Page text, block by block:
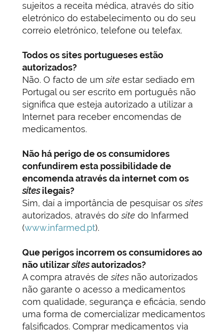
sujeitos a receita médica, através do sítio
eletrónico do estabelecimento ou do seu
correio eletrónico, telefone ou telefax.
Todos os sites portugueses estão
autorizados?
Não. O facto de umsite estar sediado em
Portugal ou ser escrito em português não
significa que esteja autorizado a utilizar a
Internet para receber encomendas de
medicamentos.
Não há perigo de os consumidores
confundirem esta possibilidade de
encomenda através da internet com os
sitesilegais?
Sim, daí a importância de pesquisar ossites
autorizados, através dosite do Infarmed
(www.infarmed.pt).
Que perigos incorrem os consumidores ao
não utilizarsitesautorizados?
A compra através desites não autorizados
não garante o acesso a medicamentos
com qualidade, segurança e eficácia, sendo
uma forma de comercializar medicamentos
falsificados. Comprar medicamentos via